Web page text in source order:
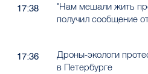
17:38
"Нам мешали жить
получил сообщение
17:36
Дроны-экологи
в Петербурге